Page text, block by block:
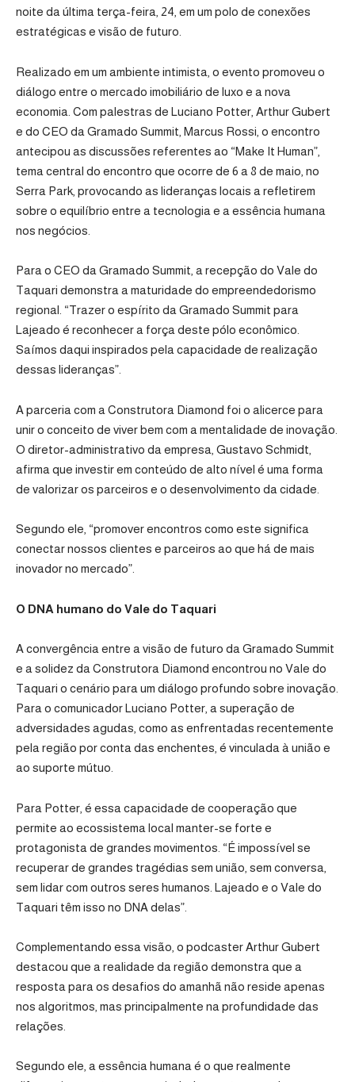
noite da última terça-feira, 24, em um polo de conexões
estratégicas e visão de futuro.
Realizado em um ambiente intimista, o evento promoveu o
diálogo entre o mercado imobiliário de luxo e a nova
economia. Com palestras de Luciano Potter, Arthur Gubert
e do CEO da Gramado Summit, Marcus Rossi, o encontro
antecipou as discussões referentes ao “Make It Human”,
tema central do encontro que ocorre de 6 a 8 de maio, no
Serra Park, provocando as lideranças locais a refletirem
sobre o equilíbrio entre a tecnologia e a essência humana
nos negócios.
Para o CEO da Gramado Summit, a recepção do Vale do
Taquari demonstra a maturidade do empreendedorismo
regional. “Trazer o espírito da Gramado Summit para
Lajeado é reconhecer a força deste pólo econômico.
Saímos daqui inspirados pela capacidade de realização
dessas lideranças”.
A parceria com a Construtora Diamond foi o alicerce para
unir o conceito de viver bem com a mentalidade de inovação.
O diretor-administrativo da empresa, Gustavo Schmidt,
afirma que investir em conteúdo de alto nível é uma forma
de valorizar os parceiros e o desenvolvimento da cidade.
Segundo ele, “promover encontros como este significa
conectar nossos clientes e parceiros ao que há de mais
inovador no mercado”.
O DNA humano do Vale do Taquari
A convergência entre a visão de futuro da Gramado Summit
e a solidez da Construtora Diamond encontrou no Vale do
Taquari o cenário para um diálogo profundo sobre inovação.
Para o comunicador Luciano Potter, a superação de
adversidades agudas, como as enfrentadas recentemente
pela região por conta das enchentes, é vinculada à união e
ao suporte mútuo.
Para Potter, é essa capacidade de cooperação que
permite ao ecossistema local manter-se forte e
protagonista de grandes movimentos. “É impossível se
recuperar de grandes tragédias sem união, sem conversa,
sem lidar com outros seres humanos. Lajeado e o Vale do
Taquari têm isso no DNA delas”.
Complementando essa visão, o podcaster Arthur Gubert
destacou que a realidade da região demonstra que a
resposta para os desafios do amanhã não reside apenas
nos algoritmos, mas principalmente na profundidade das
relações.
Segundo ele, a essência humana é o que realmente